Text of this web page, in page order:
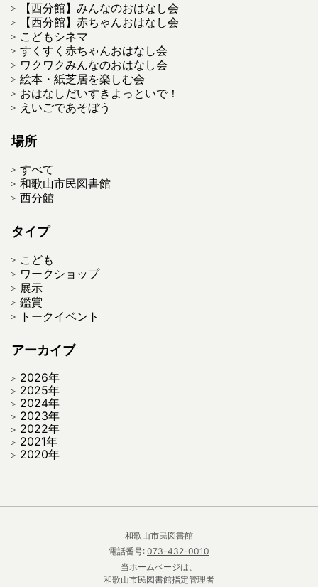
【西分館】みんなのおはなし会
【西分館】赤ちゃんおはなし会
こどもシネマ
すくすく赤ちゃんおはなし会
ワクワクみんなのおはなし会
絵本・紙芝居を楽しむ会
おはなしだいすきよっといで！
えいごであそぼう
場所
すべて
和歌山市民図書館
西分館
タイプ
こども
ワークショップ
展示
鑑賞
トークイベント
アーカイブ
2026年
2025年
2024年
2023年
2022年
2021年
2020年
和歌山市民図書館
電話番号: 073-432-0010
当ホームページは、
和歌山市民図書館指定管理者